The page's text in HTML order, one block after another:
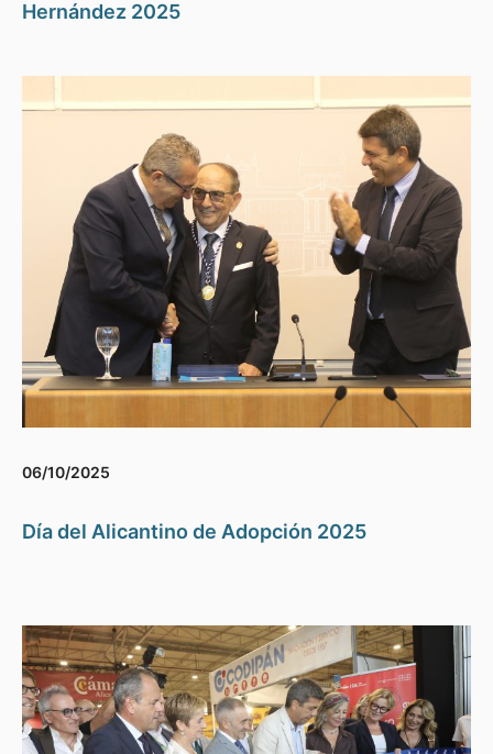
Hernández 2025
06/10/2025
Día del Alicantino de Adopción 2025